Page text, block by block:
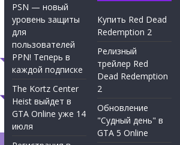
PSN — новый
уровень защиты
для
пользователей
PPN! Теперь в
каждой подписке
The Kortz Center
Heist выйдет в
GTA Online уже 14
июля
Купить Red Dead
Redemption 2
Релизный
трейлер Red
Dead Redemption
2
Обновление
"Судный день" в
GTA 5 Online